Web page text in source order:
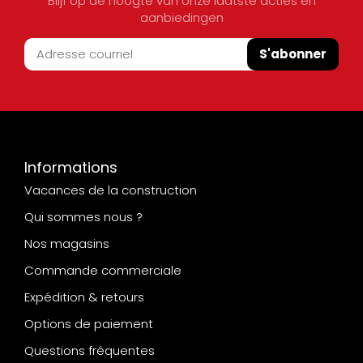
aanbiedingen
S'abonner
Informations
Vacances de la construction
Qui sommes nous ?
Nos magasins
Commande commerciale
Expédition & retours
Options de paiement
Questions fréquentes